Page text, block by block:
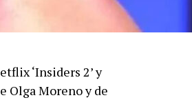
‘Insiders 2’ y
Olga Moreno y de